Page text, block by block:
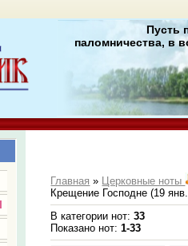
Пусть
паломничества, в
Главная » Церковные ноты
Крещение Господне (19
В категории нот:33
Показано нот:1-33